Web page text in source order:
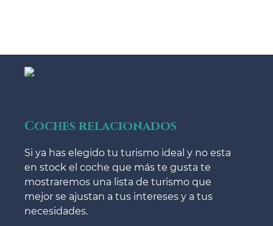
Coches relacionados
Si ya has elegido tu turismo ideal y no esta
en stock el coche que más te gusta te
mostraremos una lista de turismo que
mejor se ajustan a tus intereses y a tus
necesidades.